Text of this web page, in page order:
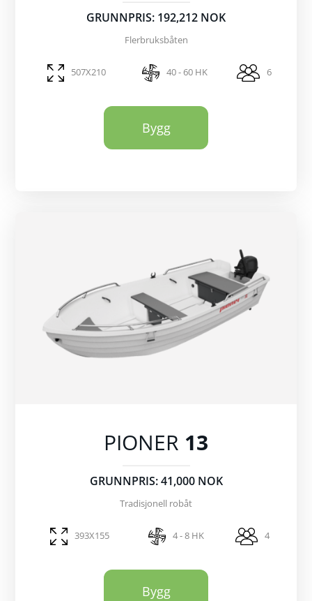
GRUNNPRIS: 192,212 NOK
Flerbruksbåten
507X210 40 - 60 HK 6
Bygg
PIONER 13
GRUNNPRIS: 41,000 NOK
Tradisjonell robåt
393X155 4 - 8 HK 4
Bygg